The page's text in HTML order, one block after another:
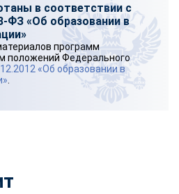
в соответствии с
ФЗ «Об образовании в
программ
положений Федерального
«Об образовании в